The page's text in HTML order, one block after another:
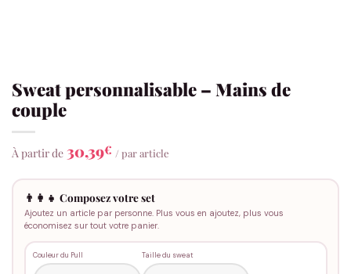
Sweat personnalisable – Mains de
couple
À partir de 30,39€ / par article
👨‍👩‍👧 Composez votre set
Ajoutez un article par personne. Plus vous en ajoutez, plus vous
économisez sur tout votre panier.
Couleur du Pull Taille du sweat